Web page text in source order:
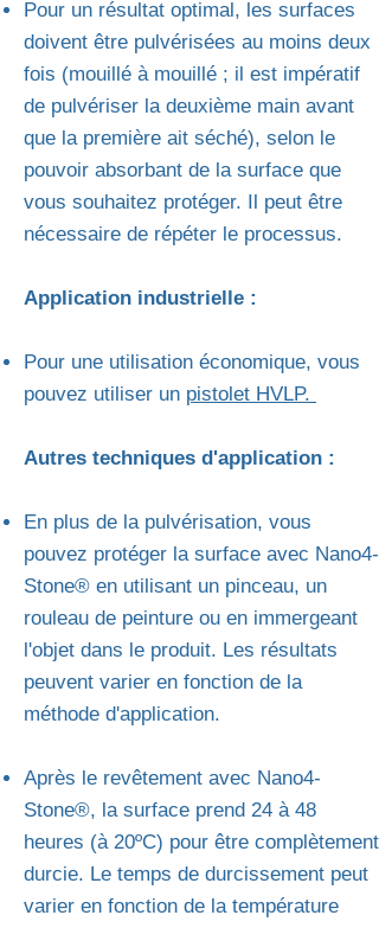
Pour un résultat optimal, les surfaces
doivent être pulvérisées au moins deux
fois (mouillé à mouillé ; il est impératif
de pulvériser la deuxième main avant
que la première ait séché), selon le
pouvoir absorbant de la surface que
vous souhaitez protéger. Il peut être
nécessaire de répéter le processus.
Application industrielle :
Pour une utilisation économique, vous
pouvez utiliser un pistolet HVLP.
Autres techniques d'application :
En plus de la pulvérisation, vous
pouvez protéger la surface avec Nano4-
Stone® en utilisant un pinceau, un
rouleau de peinture ou en immergeant
l'objet dans le produit. Les résultats
peuvent varier en fonction de la
méthode d'application.
Après le revêtement avec Nano4-
Stone®, la surface prend 24 à 48
heures (à 20ºC) pour être complètement
durcie. Le temps de durcissement peut
varier en fonction de la température